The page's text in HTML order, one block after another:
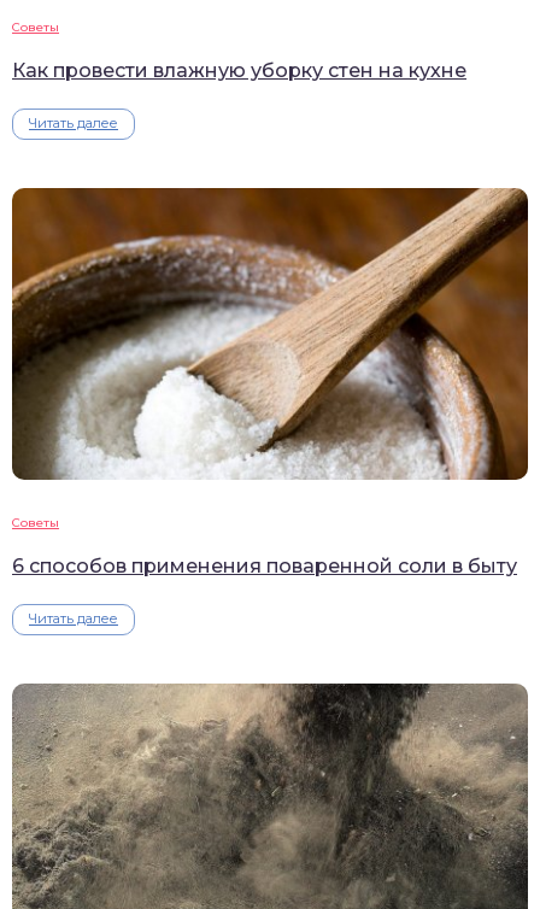
Советы
Как провести влажную уборку стен на кухне
Читать далее
Советы
6 способов применения поваренной соли в быту
Читать далее